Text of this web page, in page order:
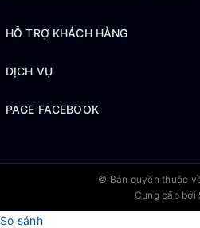
HỖ TRỢ KHÁCH HÀNG
DỊCH VỤ
PAGE FACEBOOK
© Bản quyền thuộc
Cung cấp bởi
So sánh